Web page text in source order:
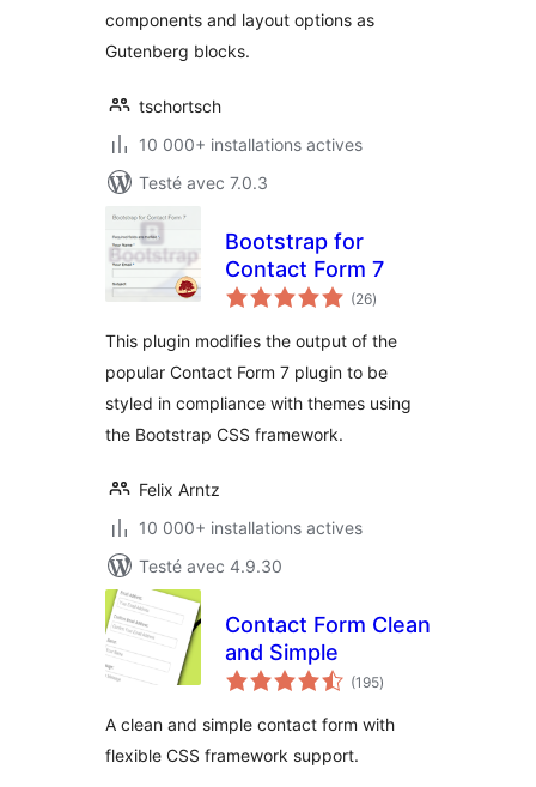
components and layout options as
Gutenberg blocks.
tschortsch
10 000+ installations actives
Testé avec 7.0.3
Bootstrap for
Contact Form 7
(26notes
en
)
This plugin modifies the output of the
popular Contact Form 7 plugin to be
styled in compliance with themes using
the Bootstrap CSS framework.
Felix Arntz
10 000+ installations actives
Testé avec 4.9.30
Contact Form Clean
and Simple
(195notes
en
)
A clean and simple contact form with
flexible CSS framework support.